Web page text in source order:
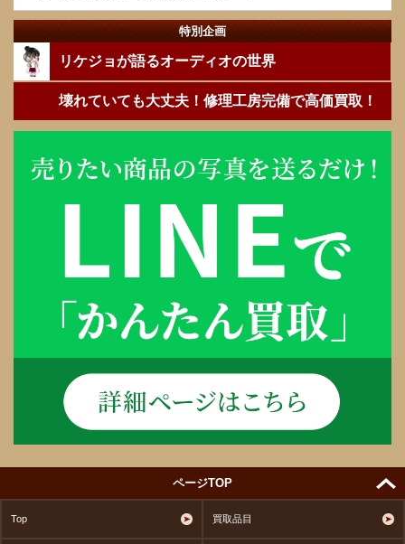
特別企画
リケジョが語るオーディオの世界
壊れていても大丈夫！修理工房完備で高価買取！
ページTOP
Top 買取品目